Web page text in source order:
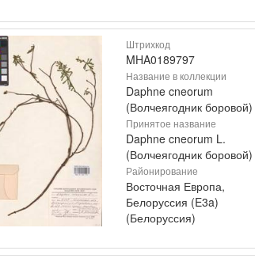
Штрихкод
MHA0189797
Название в коллекции
Daphne cneorum
(Волчеягодник боровой)
Принятое название
Daphne cneorum L.
(Волчеягодник боровой)
Районирование
Восточная Европа,
Белоруссия (E3a)
(Белоруссия)